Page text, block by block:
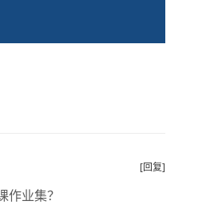
[回复]
作业集？